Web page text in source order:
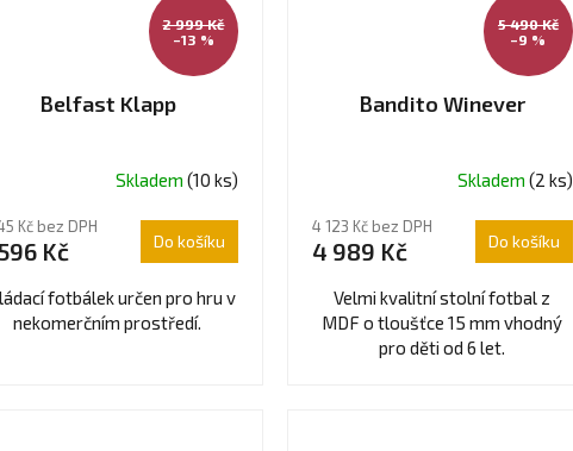
2 999 Kč
–13 %
Belfast Klapp
Skladem (10 ks)
Kč bez DPH
Kč Do košíku
fotbálek určen pro hru v
nekomerčním prostředí.
5 490 Kč
–9 %
Bandito Winever
Skladem (2 ks)
4 123 Kč bez DPH
4 989 Kč Do košíku
Velmi kvalitní stolní fotbal z
MDF o tloušťce 15 mm vhodný
pro děti od 6 let.